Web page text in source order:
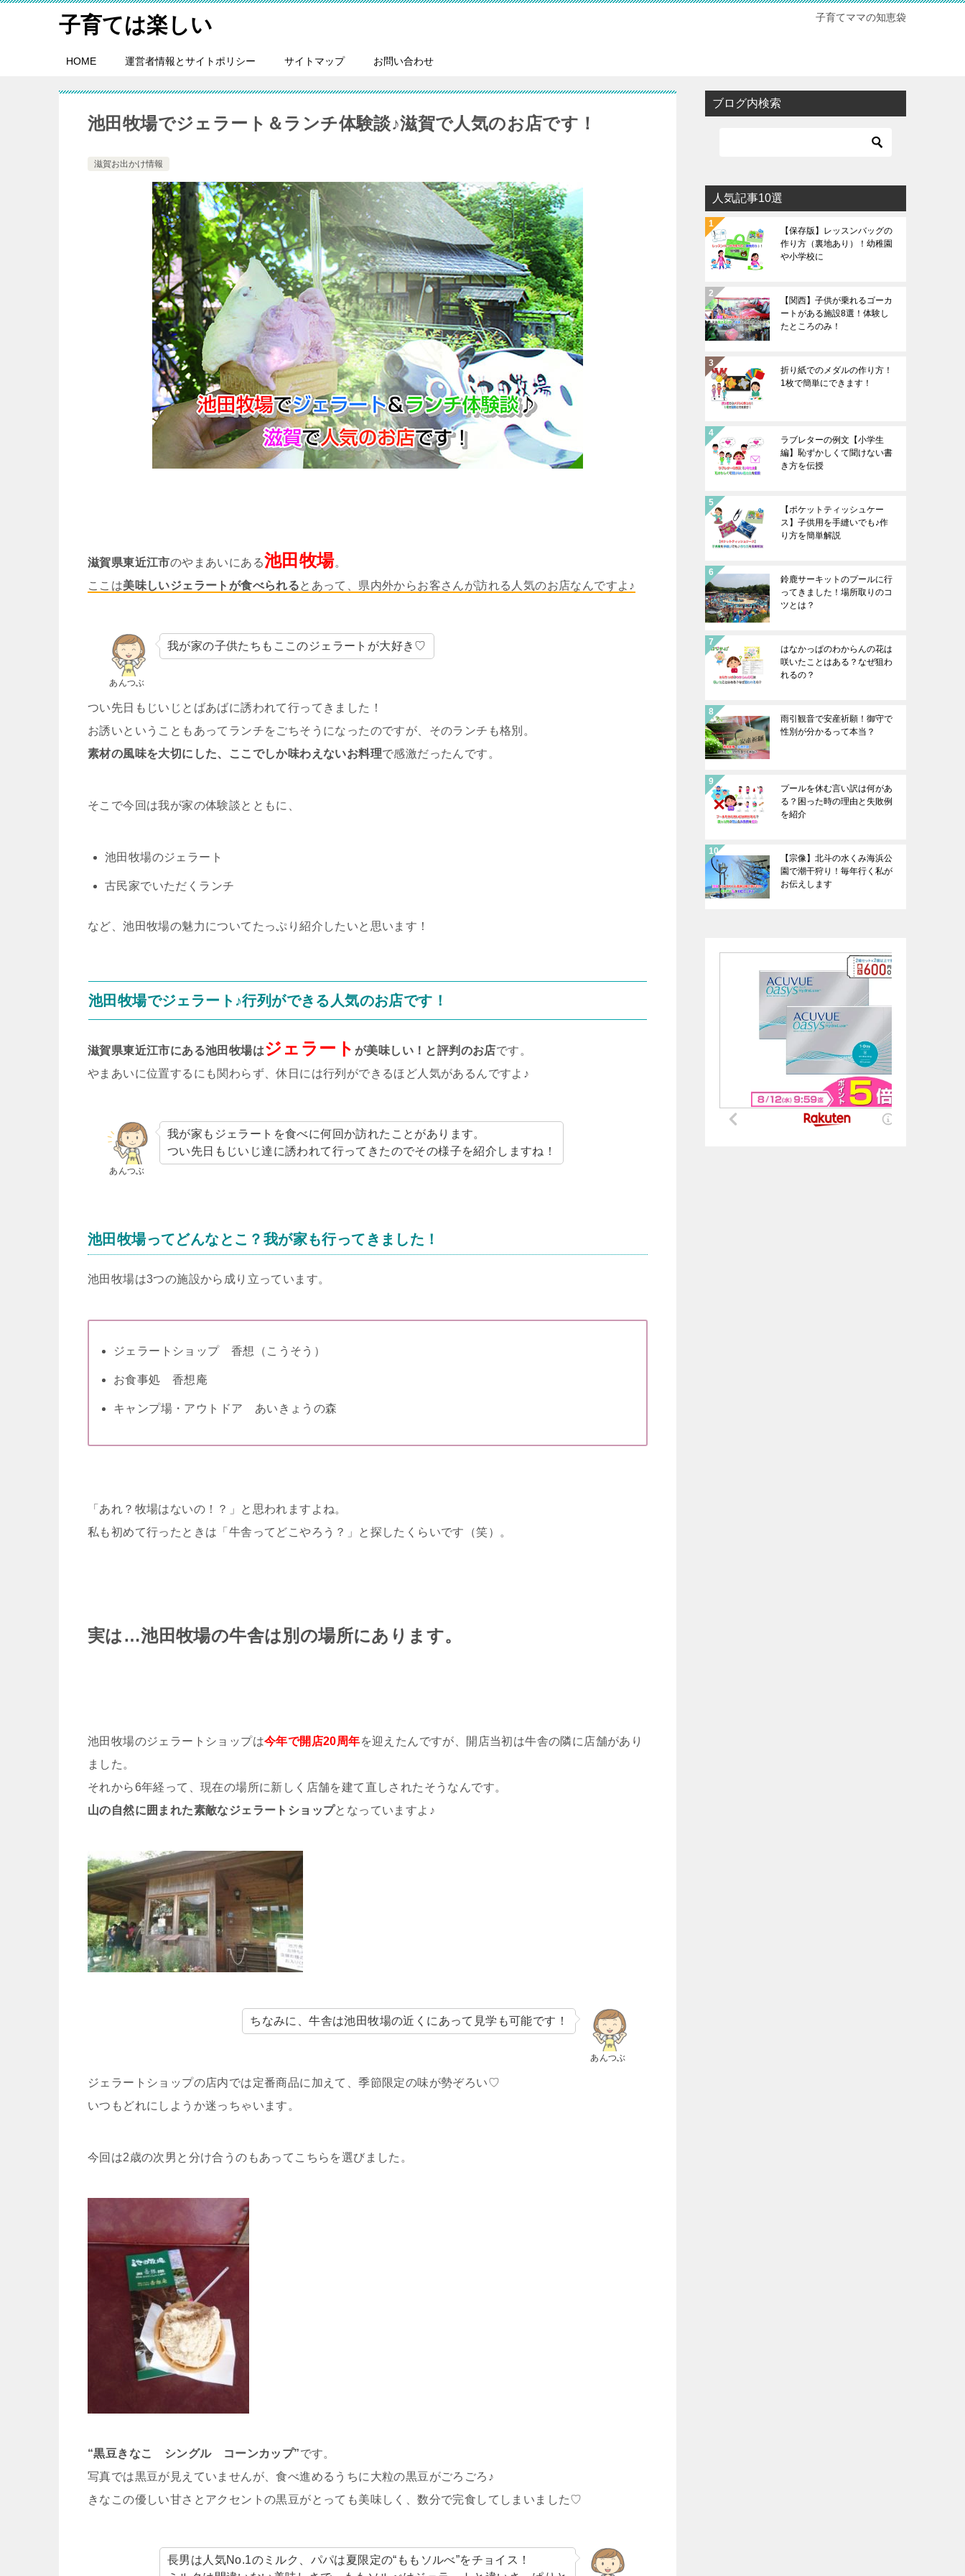
子育ては楽しい 子育てママの知恵袋
HOME 運営者情報とサイトポリシー サイトマップ お問い合わせ
池田牧場でジェラート＆ランチ体験談♪滋賀で人気のお店です！
滋賀お出かけ情報
滋賀県東近江市のやまあいにある池田牧場。
ここは美味しいジェラートが食べられるとあって、県内外からお客さんが訪れる人気のお店なんですよ♪
あんつぶ
我が家の子供たちもここのジェラートが大好き♡
つい先日もじいじとばあばに誘われて行ってきました！
お誘いということもあってランチをごちそうになったのですが、そのランチも格別。
素材の風味を大切にした、ここでしか味わえないお料理で感激だったんです。
そこで今回は我が家の体験談とともに、
池田牧場のジェラート
古民家でいただくランチ
など、池田牧場の魅力についてたっぷり紹介したいと思います！
池田牧場でジェラート♪行列ができる人気のお店です！
滋賀県東近江市にある池田牧場はジェラート が美味しい！と評判のお店です。
やまあいに位置するにも関わらず、休日には行列ができるほど人気があるんですよ♪
あんつぶ
我が家もジェラートを食べに何回か訪れたことがあります。
つい先日もじいじ達に誘われて行ってきたのでその様子を紹介しますね！
池田牧場ってどんなとこ？我が家も行ってきました！
池田牧場は3つの施設から成り立っています。
ジェラートショップ 香想（こうそう）
お食事処 香想庵
キャンプ場・アウトドア あいきょうの森
「あれ？牧場はないの！？」と思われますよね。
私も初めて行ったときは「牛舎ってどこやろう？」と探したくらいです（笑）。
実は…池田牧場の牛舎は別の場所にあります。
池田牧場のジェラートショップは今年で開店20周年を迎えたんですが、開店当初は牛舎の隣に店舗があり
ました。
それから6年経って、現在の場所に新しく店舗を建て直しされたそうなんです。
山の自然に囲まれた素敵なジェラートショップとなっていますよ♪
あんつぶ
ちなみに、牛舎は池田牧場の近くにあって見学も可能です！
ジェラートショップの店内では定番商品に加えて、季節限定の味が勢ぞろい♡
いつもどれにしようか迷っちゃいます。
今回は2歳の次男と分け合うのもあってこちらを選びました。
“黒豆きなこ シングル コーンカップ”です。
写真では黒豆が見えていませんが、食べ進めるうちに大粒の黒豆がごろごろ♪
きなこの優しい甘さとアクセントの黒豆がとっても美味しく、数分で完食してしまいました♡
長男は人気No.1のミルク、パパは夏限定の“ももソルべ”をチョイス！
ブログ内検索
人気記事10選
【保存版】レッスンバッグの
作り方（裏地あり）！幼稚園
や小学校に
【関西】子供が乗れるゴーカ
ートがある施設8選！体験し
たところのみ！
折り紙でのメダルの作り方！
1枚で簡単にできます！
ラブレターの例文【小学生
編】恥ずかしくて聞けない書
き方を伝授
【ポケットティッシュケー
ス】子供用を手縫いでも♪作
り方を簡単解説
鈴鹿サーキットのプールに行
ってきました！場所取りのコ
ツとは？
はなかっぱのわからんの花は
咲いたことはある？なぜ狙わ
れるの？
雨引観音で安産祈願！御守で
性別が分かるって本当？
プールを休む言い訳は何があ
る？困った時の理由と失敗例
を紹介
【宗像】北斗の水くみ海浜公
園で潮干狩り！毎年行く私が
お伝えします